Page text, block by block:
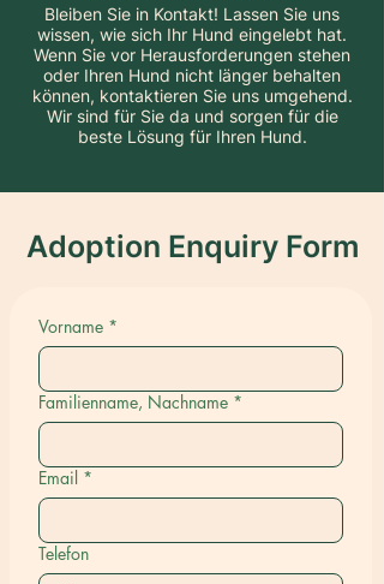
Bleiben Sie in Kontakt! Lassen Sie uns
wissen, wie sich Ihr Hund eingelebt hat.
Wenn Sie vor Herausforderungen stehen
oder Ihren Hund nicht länger behalten
können, kontaktieren Sie uns umgehend.
Wir sind für Sie da und sorgen für die
beste Lösung für Ihren Hund.
Adoption Enquiry Form
Vorname *
Familienname, Nachname *
Email *
Telefon